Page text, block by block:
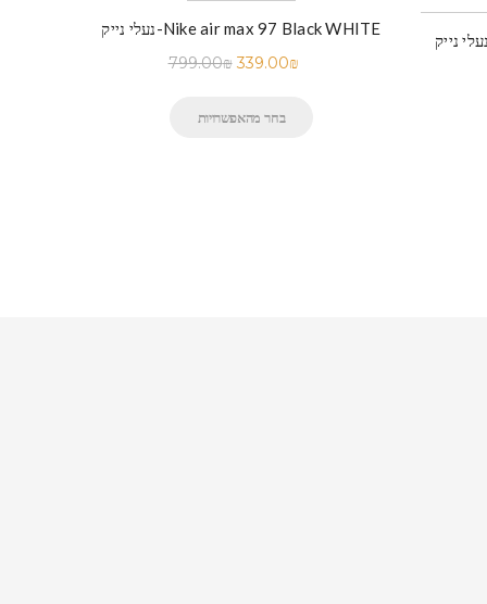
נעלי נייק-Nike air max 97 Black WHITE
799.00₪ 339.00₪
בחר מהאפשרויות
נעלי נייק-Nike Air Force 1 Low White